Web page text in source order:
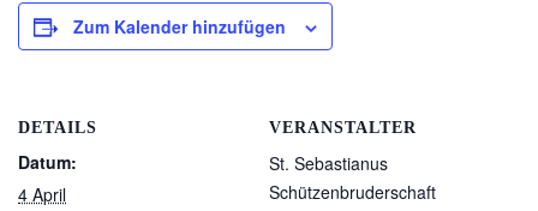
Zum Kalender hinzufügen
DETAILS
Datum:
4 April
VERANSTALTER
St. Sebastianus
Schützenbruderschaft